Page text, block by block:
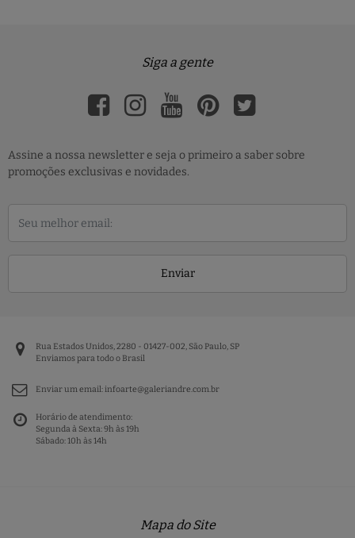
Siga a gente
Assine a nossa newsletter e seja o primeiro a saber sobre
promoções exclusivas e novidades.
Enviar
Rua Estados Unidos, 2280 - 01427-002, São Paulo, SP
Enviamos para todo o Brasil
Enviar um email:infoarte@galeriandre.com.br
Horário de atendimento:
Segunda à Sexta: 9h às 19h
Sábado: 10h às 14h
Mapa do Site